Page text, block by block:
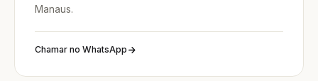
Manaus.
Chamar no WhatsApp